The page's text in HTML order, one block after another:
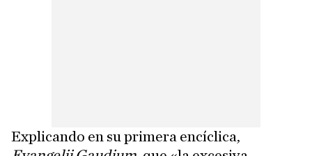
Explicando en su primera encíclica,